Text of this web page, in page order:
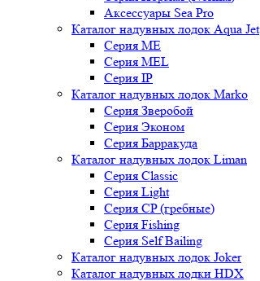
Аксессуары Sea Pro
Каталог надувных лодок Aqua Jet
Серия ME
Серия MEL
Серия IP
Каталог надувных лодок Marko
Серия Зверобой
Серия Эконом
Серия Барракуда
Каталог надувных лодок Liman
Серия Classic
Серия Light
Серия CP (гребные)
Серия Fishing
Серия Self Bailing
Каталог надувных лодок Joker
Каталог надувных лодки HDX